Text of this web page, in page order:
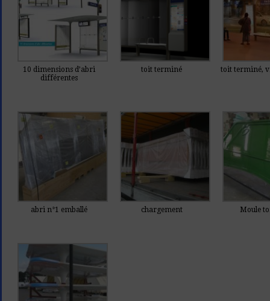
10 dimensions d’abri
différentes
toit terminé toit terminé,
abri n°1 emballé chargement Moule